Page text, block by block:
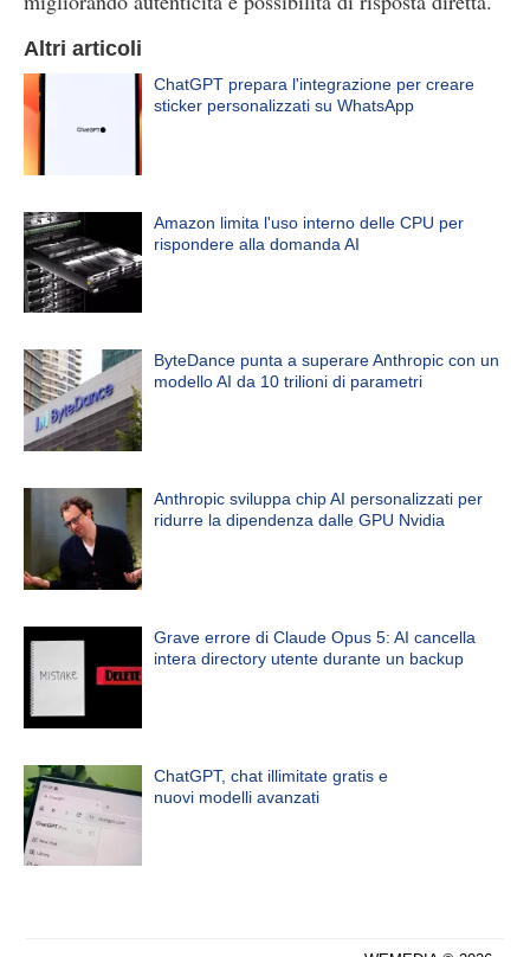
Altri articoli
ChatGPT prepara l'integrazione per creare
sticker personalizzati su WhatsApp
Amazon limita l'uso interno delle CPU per
rispondere alla domanda AI
ByteDance punta a superare Anthropic con un
modello AI da 10 trilioni di parametri
Anthropic sviluppa chip AI personalizzati per
ridurre la dipendenza dalle GPU Nvidia
Grave errore di Claude Opus 5: AI cancella
intera directory utente durante un backup
ChatGPT, chat illimitate gratis e
nuovi modelli avanzati